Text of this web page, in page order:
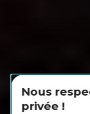
Nous
privée !